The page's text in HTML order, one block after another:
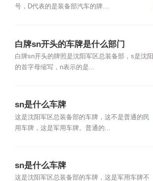
号，D代表的是装备部汽车的牌...
白牌sn开头的车牌是什么部门
白牌sn开头的牌照是沈阳军区总装备部，s是沈阳
的首字母缩写，n表示的是...
sn是什么车牌
这是沈阳军区总装备部的车牌，这不是普通的民
用车牌，这是军用车牌。普通的...
sn是什么车牌
这是沈阳军区总装备部的车牌，这是军用车牌不